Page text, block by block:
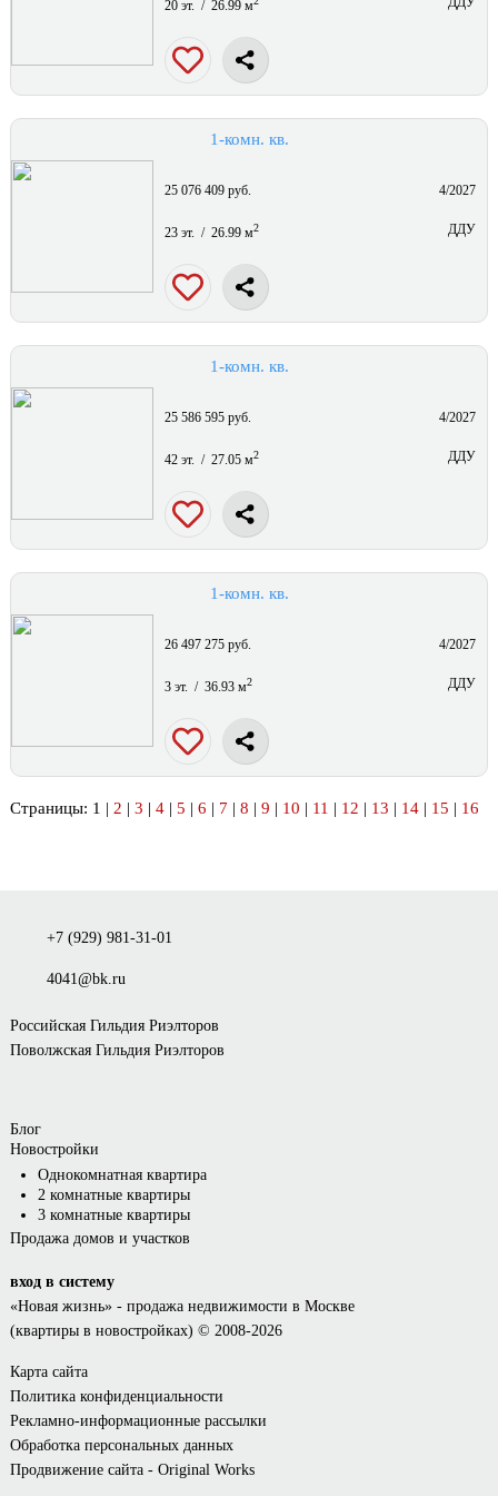
20 эт. / 26.99 м
1-комн. кв.
25 076 409 руб. 4/2027
23 эт. / 26.99 м2 ДДУ
1-комн. кв.
25 586 595 руб. 4/2027
42 эт. / 27.05 м2 ДДУ
1-комн. кв.
26 497 275 руб. 4/2027
3 эт. / 36.93 м2 ДДУ
Страницы: 1 | 2 | 3 | 4| 5 | 6 | 7 | 8 | 9 | 10 | 11 | 12 | 13 | 14| 15 | 16
+7 (929) 981-31-01
4041@bk.ru
Российская Гильдия Риэлторов
Поволжская Гильдия Риэлторов
Блог
Новостройки
Однокомнатная квартира
2 комнатные квартиры
3 комнатные квартиры
Продажа домов и участков
вход в систему
«Новая жизнь»- продажа недвижимости в Москве
(квартиры в новостройках) © 2008-2026
Карта сайта
Политика конфиденциальности
Рекламно-информационные рассылки
Обработка персональных данных
Продвижение сайта - Original Works